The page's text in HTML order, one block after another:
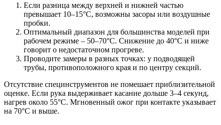
Если разница между верхней и нижней частью
превышает 10–15°C, возможны засоры или воздушные
пробки.
Оптимальный диапазон для большинства моделей при
рабочем режиме – 50–70°C. Снижение до 40°C и ниже
говорит о недостаточном прогреве.
Проводите замеры в разных точках: у подводящей
трубы, противоположного края и по центру секций.
Отсутствие специнструментов не помешает приблизительной
оценке. Если рука выдерживает касание дольше 3–4 секунд,
нагрев около 55°C. Мгновенный ожог при контакте указывает
на 70°C и выше.